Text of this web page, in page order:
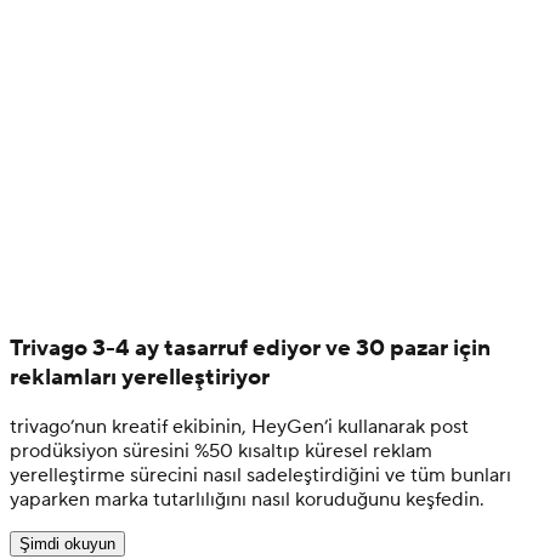
Trivago 3-4 ay tasarruf ediyor ve 30 pazar için
reklamları yerelleştiriyor
trivago’nun kreatif ekibinin, HeyGen’i kullanarak post
prodüksiyon süresini %50 kısaltıp küresel reklam
yerelleştirme sürecini nasıl sadeleştirdiğini ve tüm bunları
yaparken marka tutarlılığını nasıl koruduğunu keşfedin.
Şimdi okuyun